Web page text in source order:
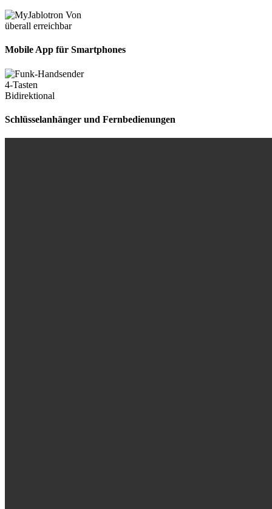
Mobile App für Smartphones
Schlüsselanhänger und Fernbedienungen